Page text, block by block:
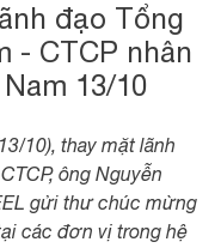
đạo Tổng
- CTCP nhân
13/10
10), thay mặt lãnh
ông Nguyễn
gửi thư chúc mừng
các đơn vị trong hệ